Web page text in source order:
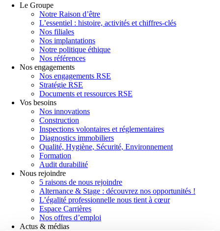
Le Groupe
Notre Raison d’être
L’essentiel : histoire, activités et chiffres-clés
Nos filiales
Nos implantations
Notre politique éthique
Nos références
Nos engagements
Nos engagements RSE
Stratégie RSE
Documents et ressources RSE
Vos besoins
Nos innovations
Construction
Inspections volontaires et réglementaires
Diagnostics immobiliers
Qualité, Hygiène, Sécurité, Environnement
Formation
Audit durabilité
Nous rejoindre
5 raisons de nous rejoindre
Alternance & Stage : découvrez nos opportunités !
L’égalité professionnelle nous tient à cœur
Espace Carrières
Nos offres d’emploi
Actus & médias